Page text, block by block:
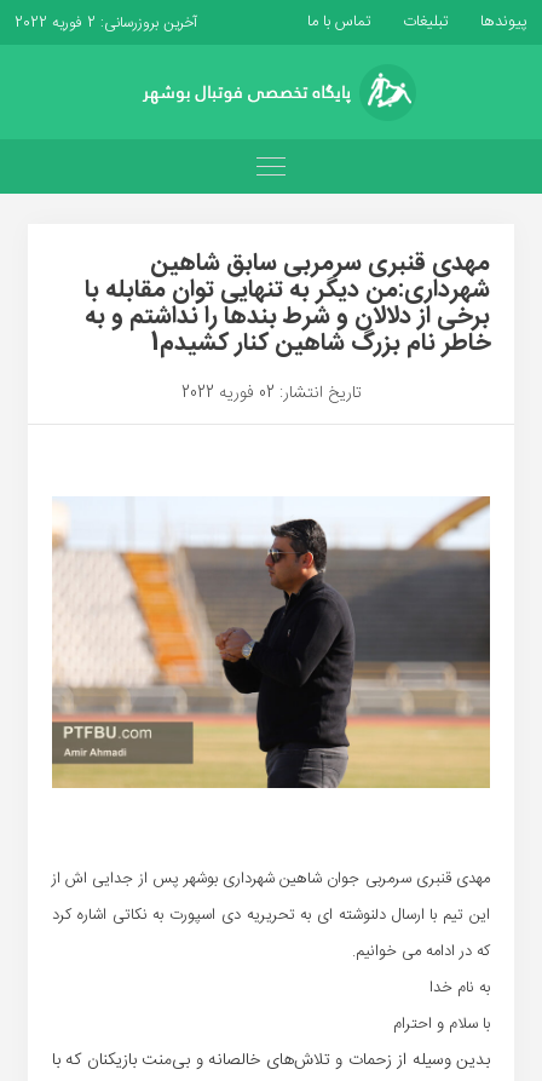
پیوندها تبلیغات تماس با ما آخرین بروزرسانی: 2 فوریه 2022
مهدی قنبری سرمربی سابق شاهین
شهرداری:من دیگر به تنهایی توان مقابله با
برخی از دلالان و شرط بندها را نداشتم و به
خاطر نام بزرگ شاهین کنار کشیدم1
تاریخ انتشار: 02 فوریه 2022
مهدی قنبری سرمربی جوان شاهین شهرداری بوشهر پس از جدایی اش از
این تیم با ارسال دلنوشته ای به تحریریه دی اسپورت به نکاتی اشاره کرد
که در ادامه می خوانیم.
به نام خدا
با سلام و احترام
بدین وسیله از زحمات و تلاش‌های خالصانه و بی‌منت بازیکنان که با